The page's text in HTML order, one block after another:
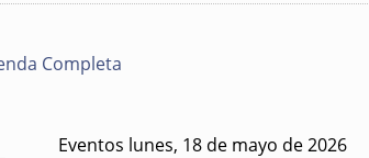
Completa
Eventos lunes, 18 de mayo de 2026